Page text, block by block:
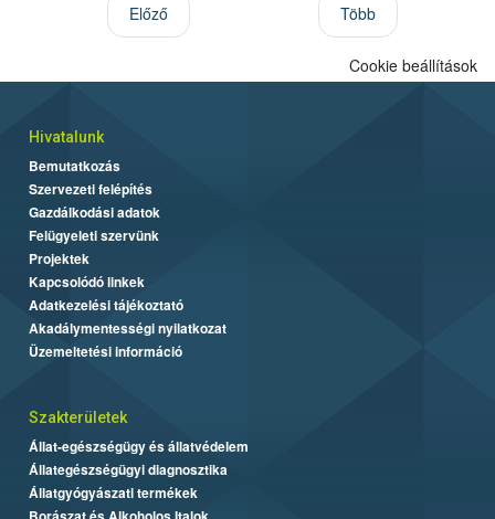
Előző Több
Cookie beállítások
Hivatalunk
Bemutatkozás
Szervezeti felépítés
Gazdálkodási adatok
Felügyeleti szervünk
Projektek
Kapcsolódó linkek
Adatkezelési tájékoztató
Akadálymentességi nyilatkozat
Üzemeltetési információ
Szakterületek
Állat-egészségügy és állatvédelem
Állategészségügyi diagnosztika
Állatgyógyászati termékek